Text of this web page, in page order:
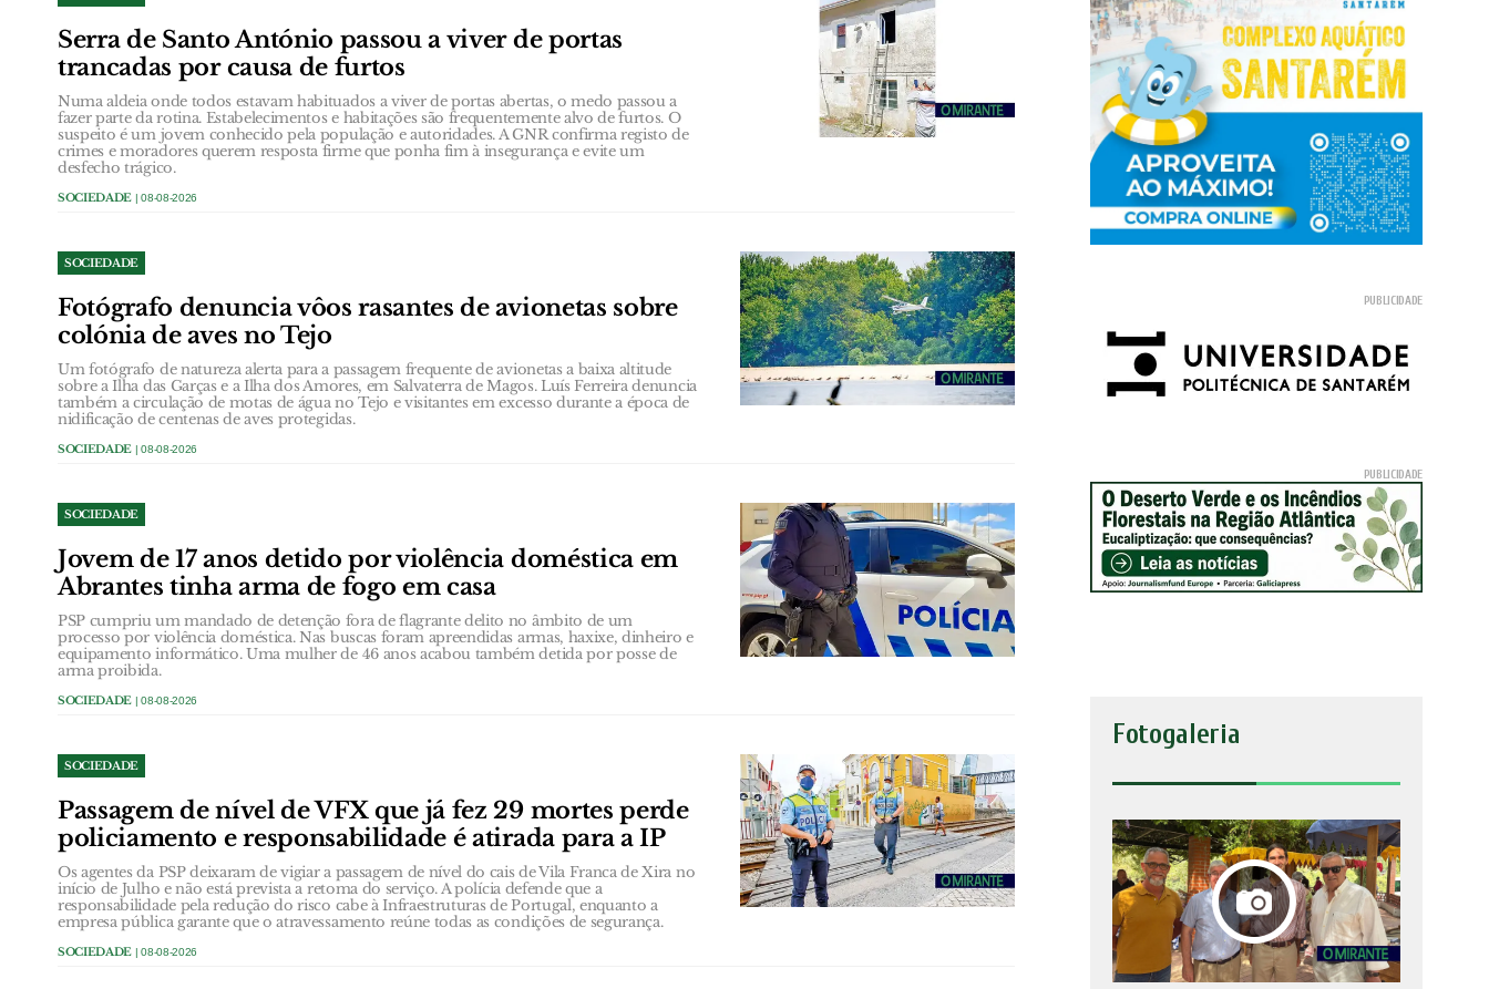
Serra de Santo António passou a viver de portas
trancadas por causa de furtos
Numa aldeia onde todos estavam habituados a viver de portas abertas, o medo passou a
fazer parte da rotina. Estabelecimentos e habitações são frequentemente alvo de furtos. O
suspeito é um jovem conhecido pela população e autoridades. A GNR confirma registo de
crimes e moradores querem resposta firme que ponha fim à insegurança e evite um
desfecho trágico.
SOCIEDADE | 08-08-2026
SOCIEDADE
Fotógrafo denuncia vôos rasantes de avionetas sobre
colónia de aves no Tejo
Um fotógrafo de natureza alerta para a passagem frequente de avionetas a baixa altitude
sobre a Ilha das Garças e a Ilha dos Amores, em Salvaterra de Magos. Luís Ferreira denuncia
também a circulação de motas de água no Tejo e visitantes em excesso durante a época de
nidificação de centenas de aves protegidas.
SOCIEDADE | 08-08-2026
SOCIEDADE
Jovem de 17 anos detido por violência doméstica em
Abrantes tinha arma de fogo em casa
PSP cumpriu um mandado de detenção fora de flagrante delito no âmbito de um
processo por violência doméstica. Nas buscas foram apreendidas armas, haxixe, dinheiro e
equipamento informático. Uma mulher de 46 anos acabou também detida por posse de
arma proibida.
SOCIEDADE | 08-08-2026
SOCIEDADE
Passagem de nível de VFX que já fez 29 mortes perde
policiamento e responsabilidade é atirada para a IP
Os agentes da PSP deixaram de vigiar a passagem de nível do cais de Vila Franca de Xira no
início de Julho e não está prevista a retoma do serviço. A polícia defende que a
responsabilidade pela redução do risco cabe à Infraestruturas de Portugal, enquanto a
empresa pública garante que o atravessamento reúne todas as condições de segurança.
SOCIEDADE | 08-08-2026
Fotogaleria